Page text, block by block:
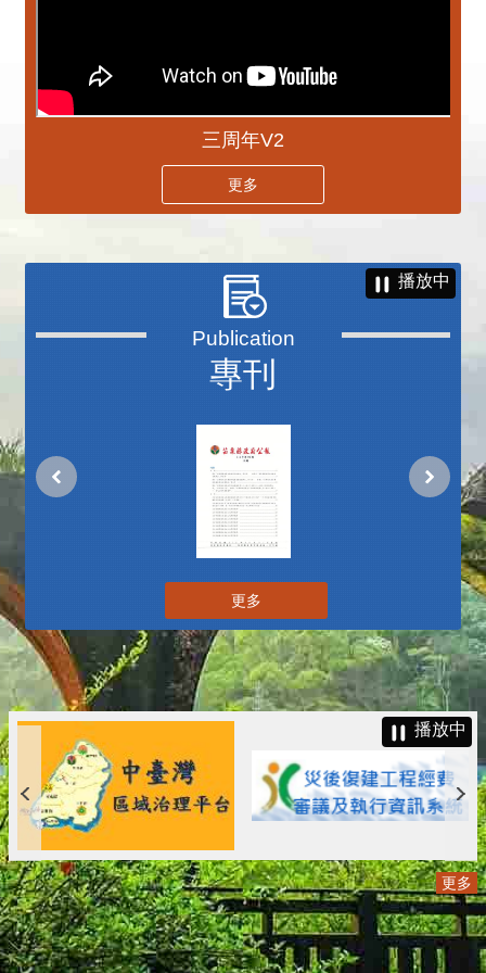
三周年V2
更多
專刊
播放中
更多
播放中
更多